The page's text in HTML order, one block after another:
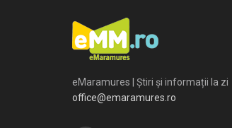
eMaramures | Știri și informații la zi
office@emaramures.ro